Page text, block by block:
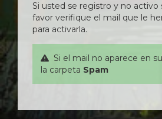
Si usted se registro y no activo
favor verifique el mail que le
para activarla.
Si el mail no aparece en
la carpeta Spam